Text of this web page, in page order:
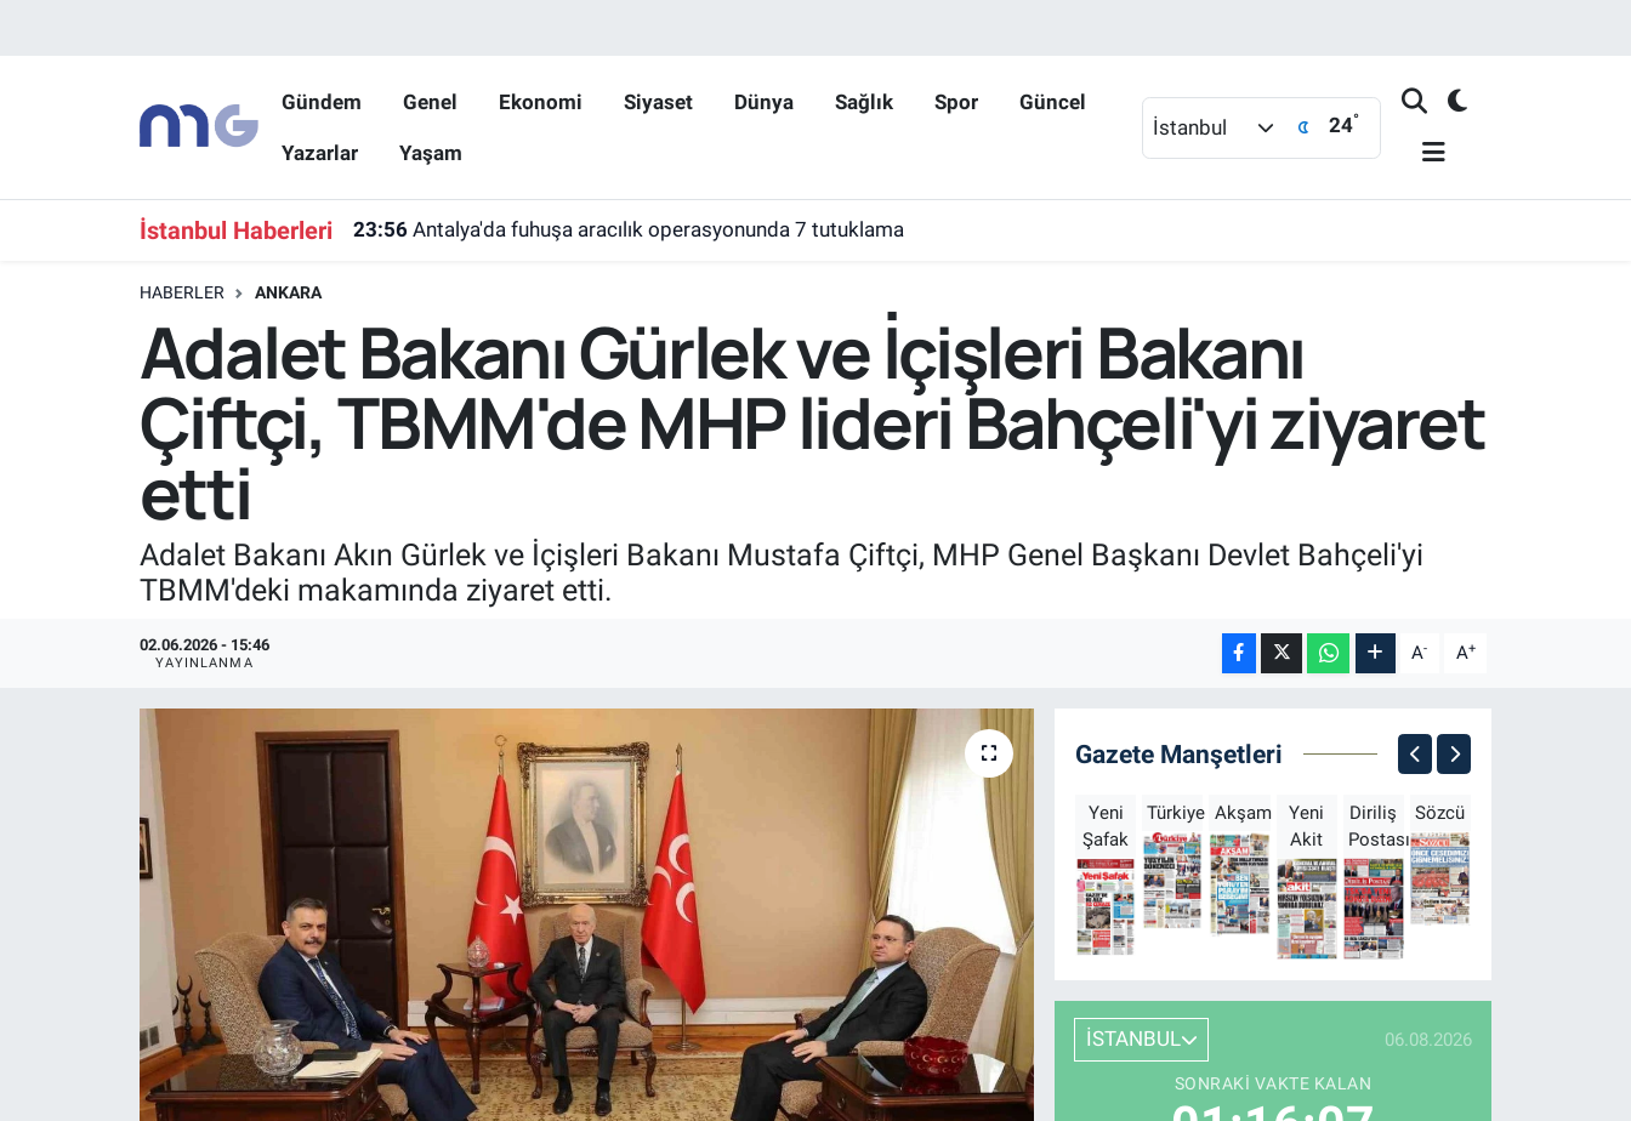
Gündem Genel Ekonomi Siyaset Dünya Sağlık Spor Güncel
Yazarlar Yaşam
İstanbul 24°
İstanbul Haberleri 23:56 Antalya'da fuhuşa aracılık operasyonunda 7 tutuklama
HABERLER ANKARA
Adalet Bakanı Gürlek ve İçişleri Bakanı
Çiftçi, TBMM'de MHP lideri Bahçeli'yi ziyaret
etti
Adalet Bakanı Akın Gürlek ve İçişleri Bakanı Mustafa Çiftçi, MHP Genel Başkanı Devlet Bahçeli'yi
TBMM'deki makamında ziyaret etti.
02.06.2026 - 15:46
YAYINLANMA A- A+
Gazete Manşetleri
Yeni
Şafak
Türkiye Akşam
Yeni
Akit
Diriliş
Postası
Sözcü
İSTANBUL 06.08.2026
SONRAKI VAKTE KALAN
Hava Durumu
İstanbul Namaz Vakitleri
Süper Lig Puan Durumu ve Fikstür
Tüm Manşetler
Son Dakika Haberleri
Haber Arşivi